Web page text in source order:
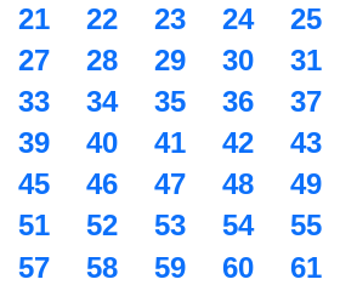
21
22 23 24 25
27
28 29 30 31
33
34 35 36 37
39
40 41 42 43
45
46 47 48 49
51
52 53 54 55
57
58 59 60 61